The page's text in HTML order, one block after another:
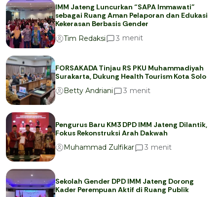
IMM Jateng Luncurkan “SAPA Immawati”
sebagai Ruang Aman Pelaporan dan Edukasi
Kekerasan Berbasis Gender
Tim Redaksi
3 menit
FORSAKADA Tinjau RS PKU Muhammadiyah
Surakarta, Dukung Health Tourism Kota Solo
Betty Andriani
3 menit
Pengurus Baru KM3 DPD IMM Jateng Dilantik,
Fokus Rekonstruksi Arah Dakwah
Muhammad Zulfikar
3 menit
Sekolah Gender DPD IMM Jateng Dorong
Kader Perempuan Aktif di Ruang Publik